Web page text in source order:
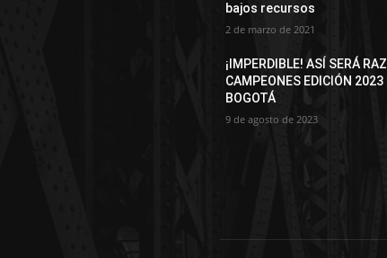
bajos recursos
2 de marzo de 2021
¡IMPERDIBLE! ASÍ SERÁ
CAMPEONES EDICIÓN 2023
BOGOTÁ
9 de agosto de 2023